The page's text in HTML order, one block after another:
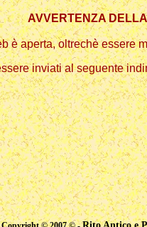
AVVERTENZA
è aperta, oltrechè essere
inviati al seguente